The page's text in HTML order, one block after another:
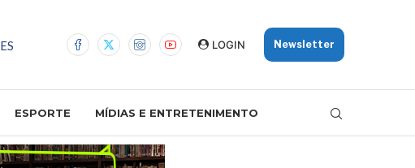
ES LOGIN Newsletter
ESPORTE MÍDIAS E ENTRETENIMENTO